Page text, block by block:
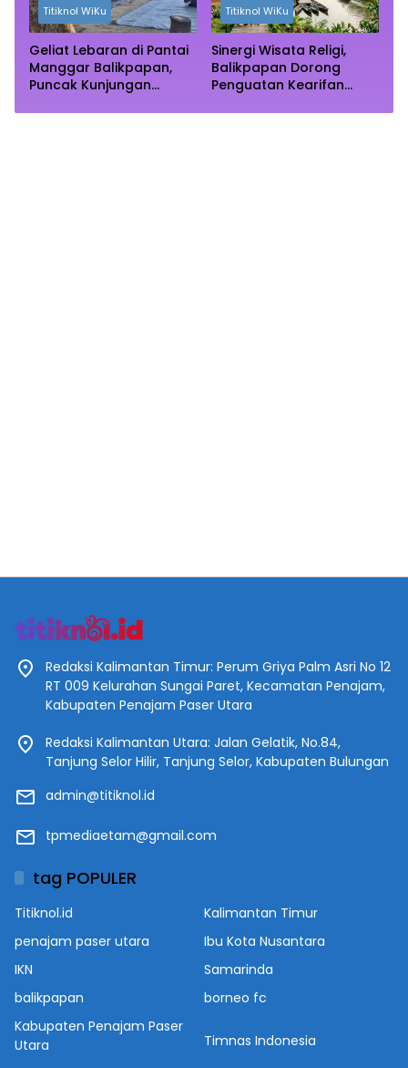
Titiknol WiKu
Geliat Lebaran di Pantai
Manggar Balikpapan,
Puncak Kunjungan
Titiknol WiKu
Sinergi Wisata Religi,
Balikpapan Dorong
Penguatan Kearifan
Redaksi Kalimantan Timur: Perum Griya Palm Asri No 12
RT 009 Kelurahan Sungai Paret, Kecamatan Penajam,
Kabupaten Penajam Paser Utara
Redaksi Kalimantan Utara: Jalan Gelatik, No.84,
Tanjung Selor Hilir, Tanjung Selor, Kabupaten Bulungan
admin@titiknol.id
tpmediaetam@gmail.com
tag POPULER
Titiknol.id
Kalimantan Timur
penajam paser utara
Ibu Kota Nusantara
IKN
Samarinda
balikpapan
borneo fc
Kabupaten Penajam Paser
Utara
Timnas Indonesia